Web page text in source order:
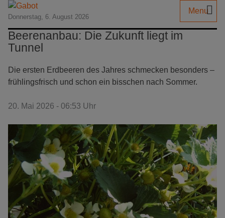
Donnerstag, 6. August 2026
Menu
Beerenanbau: Die Zukunft liegt im
Tunnel
Die ersten Erdbeeren des Jahres schmecken besonders –
frühlingsfrisch und schon ein bisschen nach Sommer.
20. Mai 2026 - 06:53 Uhr